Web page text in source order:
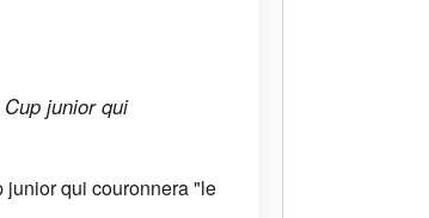
junior qui
junior qui couronnera "le